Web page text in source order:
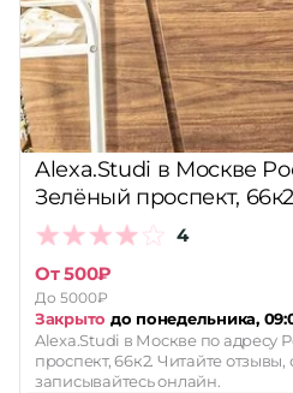
Принимает сертификаты
Alexa.Studi в Москве
Зелёный проспект, 66к2
4
От 500₽
До 5000₽
Закрыто до понедельника,
Alexa.Studi в Москве по адресу
проспект, 66к2. Читайте
записывайтесь онлайн.